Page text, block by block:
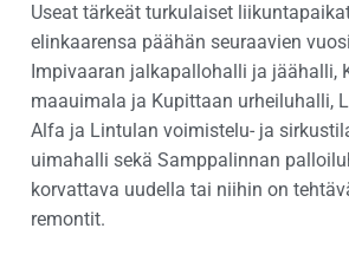
Useat tärkeät turkulaiset
elinkaarensa päähän seuraavien
Impivaaran jalkapallohalli ja jäähalli,
maauimala ja Kupittaan urheiluhalli,
Alfa ja Lintulan voimistelu- ja
uimahalli sekä Samppalinnan
korvattava uudella tai niihin on
remontit.